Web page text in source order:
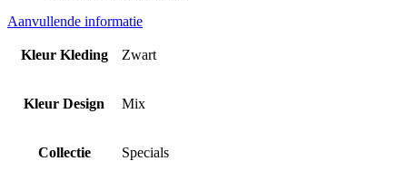
Aanvullende informatie
Kleur Kleding Zwart
Kleur Design Mix
Collectie Specials